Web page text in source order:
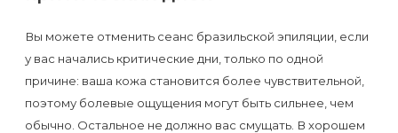
знать
перед
визитом
к
Вы можете отменить сеанс бразильской эпиляции, если
у вас начались критические дни, только по одной
причине: ваша кожа становится более чувствительной,
поэтому болевые ощущения могут быть сильнее, чем
обычно. Остальное не должно вас смущать. В хорошем